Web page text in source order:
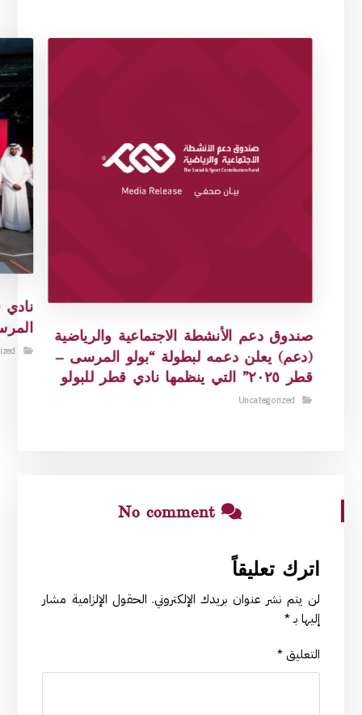
صندوق دعم الأنشطة الاجتماعية والرياضية
(دعم) يعلن دعمه لبطولة “بولو المرسى –
قطر ٢٠٢٥” التي ينظمها نادي قطر للبولو
Uncategorized
نادي
No comment
اترك تعليقاً
لن يتم نشر عنوان بريدك الإلكتروني. الحقول الإلزامية مشار
إليها بـ*
التعليق*